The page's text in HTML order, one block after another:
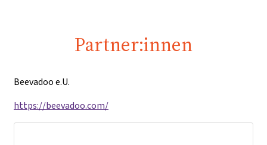
Partner:innen
Beevadoo e.U.
https://beevadoo.com/